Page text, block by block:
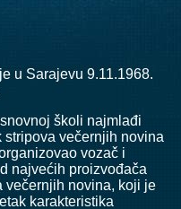
u Sarajevu 9.11.1968.
školi najmlađi
stripova večernjih novina
anizovao vozač i
najvećih proizvođača
večernjih novina, koji je
karakteristika